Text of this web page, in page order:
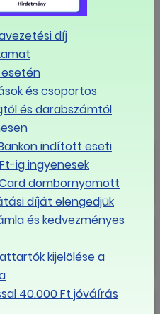
díj
és csoportos
és darabszámtól
indított eseti
ig ingyenesek
dombornyomott
díját elengedjük
és kedvezményes
kijelölése a
40.000 Ft jóváírás